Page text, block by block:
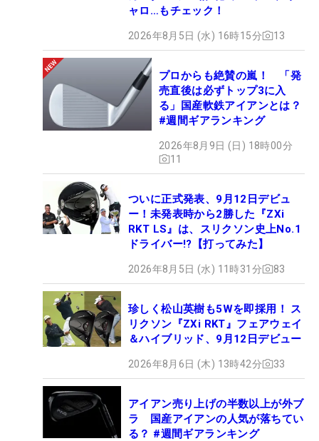
ャロ…もチェック！
2026年8月5日 (水) 16時15分 13
プロからも絶賛の嵐！ 「発
売直後は必ずトップ3に入
る」国産軟鉄アイアンとは？
#週間ギアランキング
2026年8月9日 (日) 18時00分
11
ついに正式発表、9月12日デビュ
ー！未発表時から2勝した『ZXi
RKT LS』は、スリクソン史上No.1
ドライバー!?【打ってみた】
2026年8月5日 (水) 11時31分 83
珍しく松山英樹も5Wを即採用！ ス
リクソン『ZXi RKT』フェアウェイ
＆ハイブリッド、9月12日デビュー
2026年8月6日 (木) 13時42分 33
アイアン売り上げの半数以上が外ブ
ラ 国産アイアンの人気が落ちてい
る？ #週間ギアランキング